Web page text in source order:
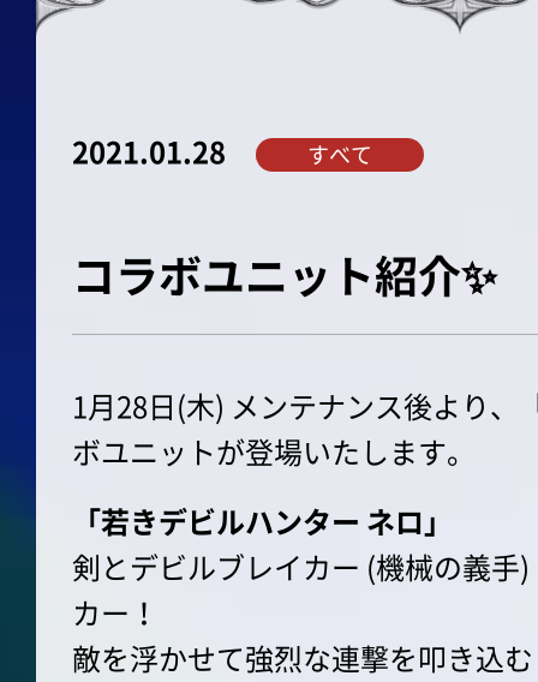
2021.01.28 すべて
コラボユニット紹介✨
1月28日(木) メンテナンス後より、
ボユニットが登場いたします。
「若きデビルハンター ネロ」
剣とデビルブレイカー (機械の義手
カー！
敵を浮かせて強烈な連撃を叩き込